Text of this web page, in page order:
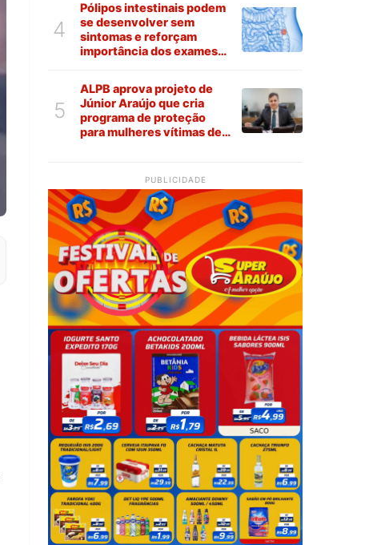
4
Pólipos intestinais podem
se desenvolver sem
sintomas e reforçam
importância dos exames
5
ALPB aprova projeto de
Júnior Araújo que cria
programa de proteção
para mulheres vítimas de
PUBLICIDADE